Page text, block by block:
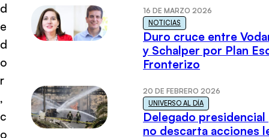
d
e
d
o
r
,
c
o
16 DE MARZO 2026
NOTICIAS
Duro cruce entre
y Schalper por Plan
Fronterizo
20 DE FEBRERO 2026
UNIVERSO AL DÍA
Delegado presidencial
no descarta acciones